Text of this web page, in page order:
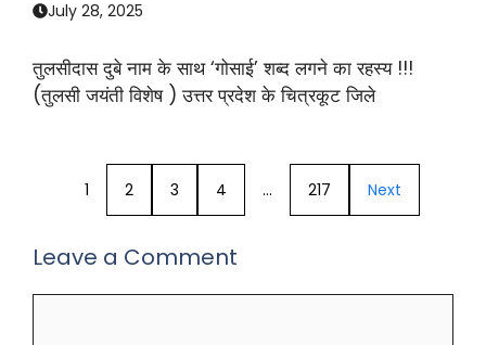
July 28, 2025
तुलसीदास दुबे नाम के साथ ‘गोसाई’ शब्द लगने का रहस्य !!!
(तुलसी जयंती विशेष ) उत्तर प्रदेश के चित्रकूट जिले
1 2 3 4 … 217 Next
Leave a Comment